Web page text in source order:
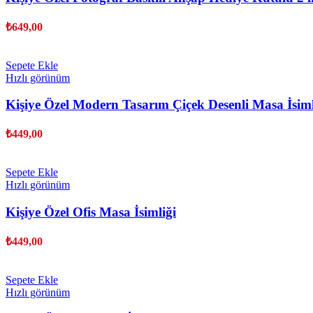
₺649,00
Sepete Ekle
Hızlı görünüm
Kişiye Özel Modern Tasarım Çiçek Desenli Masa
₺449,00
Sepete Ekle
Hızlı görünüm
Kişiye Özel Ofis Masa İsimliği
₺449,00
Sepete Ekle
Hızlı görünüm